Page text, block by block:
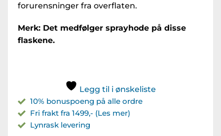
forurensninger fra overflaten.
Merk: Det medfølger sprayhode på disse
flaskene.
Legg til i ønskeliste
10% bonuspoeng på alle ordre
Fri frakt fra 1499,- (Les mer)
Lynrask levering